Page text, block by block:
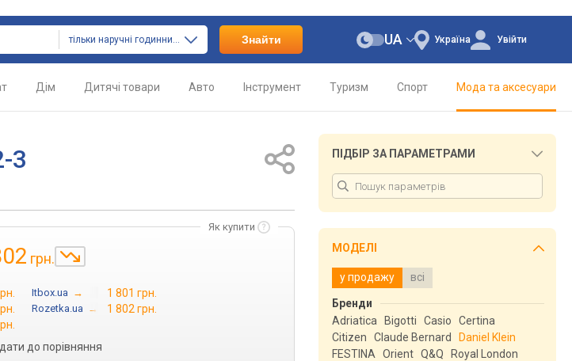
тільки наручні годинники Знайти Україна
UA Увійти
Дім Дитячі товари Авто Інструмент Туризм Спорт Мода та аксесуари
3
Як купити
грн.
Itbox.ua → 1 801 грн.
Rozetka.ua → 1 802 грн.
до порівняння
ПІДБІР ЗА ПАРАМЕТРАМИ
МОДЕЛІ
у продажу всі
Бренди
Adriatica
Bigotti Casio
Certina
Citizen
Claude Bernard
Daniel Klein
FESTINA
Orient Q&Q
Royal London